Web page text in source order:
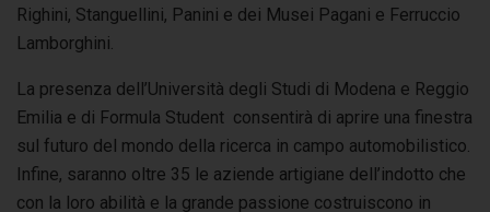
Righini, Stanguellini, Panini e dei Musei Pagani e Ferruccio
Lamborghini.
La presenza dell’Università degli Studi di Modena e Reggio
Emilia e di Formula Student consentirà di aprire una finestra
sul futuro del mondo della ricerca in campo automobilistico.
Infine, saranno oltre 35 le aziende artigiane dell’indotto che
con la loro abilità e la grande passione costruiscono in